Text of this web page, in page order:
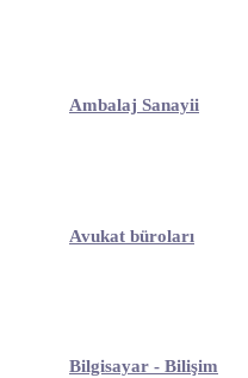
Ambalaj Sanayii
Avukat büroları
Bilgisayar - Bilişim